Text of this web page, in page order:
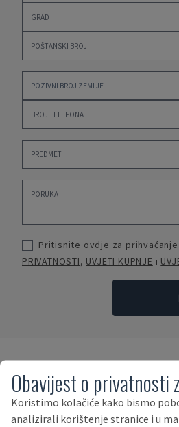
Pritisnite ovdje za prihvaćanje
PRIVATNOSTI, UVJETI KUPNJE i
Uvjeti plaćanja
Obavijest o privatnosti
Koristimo kolačiće kako bismo
analizirali korištenje stranice i u